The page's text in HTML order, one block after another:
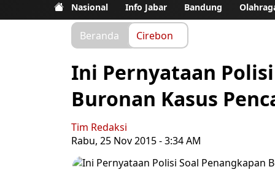
Nasional Info Jabar Bandung
Beranda Cirebon
Ini Pernyataan
Buronan Kasus
Tim Redaksi
Rabu, 25 Nov 2015 - 3:34 AM